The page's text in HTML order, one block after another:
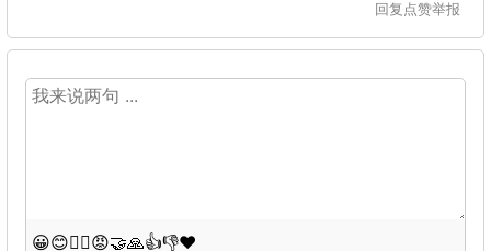
回复 点赞举报
😀😊😵‍💫😡🤝🙏👍👎❤️